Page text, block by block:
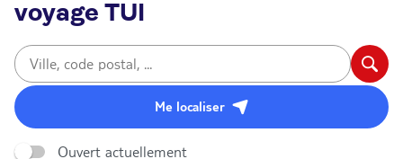
voyage TUI
Me localiser
Ouvert actuellement